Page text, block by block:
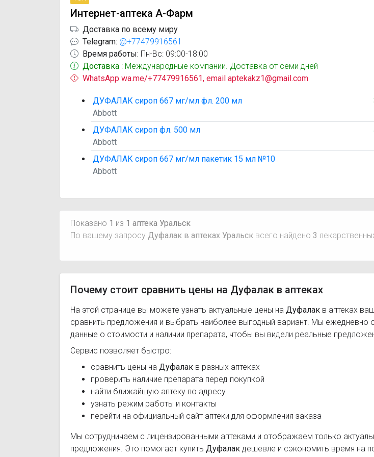
Интернет-аптека А-Фарм
Доставка по всему миру
Telegram: @+77479916561
Время работы: Пн-Вс: 09:00-18:00
Доставка : Международные компании. Доставка от семи дней
WhatsApp wa.me/+77479916561, email aptekakz1@gmail.com
ДУФАЛАК сироп 667 мг/мл фл. 200 мл
Abbott
ДУФАЛАК сироп фл. 500 мл
Abbott
ДУФАЛАК сироп 667 мг/мл пакетик 15 мл №10
Abbott
Показано 1 из 1 аптека Уральск
По вашему запросу Дуфалак в аптеках Уральск всего найдено 3
Почему стоит сравнить цены на Дуфалак в аптеках
На этой странице вы можете узнать актуальные цены на Дуфалак в аптеках
сравнить предложения и выбрать наиболее выгодный вариант. Мы ежедневно
данные о стоимости и наличии препарата, чтобы вы видели реальные
Сервис позволяет быстро:
сравнить цены на Дуфалак в разных аптеках
проверить наличие препарата перед покупкой
найти ближайшую аптеку по адресу
узнать режим работы и контакты
перейти на официальный сайт аптеки для оформления заказа
Мы сотрудничаем с лицензированными аптеками и отображаем только
предложения. Это помогает купить Дуфалак дешевле и сэкономить время на